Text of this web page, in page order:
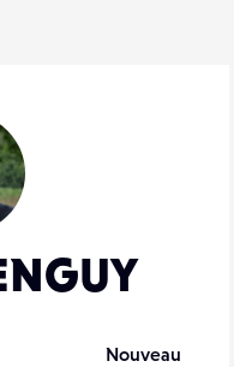
Nouveau